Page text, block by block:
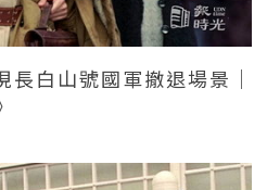
白山號國軍撤退場景｜